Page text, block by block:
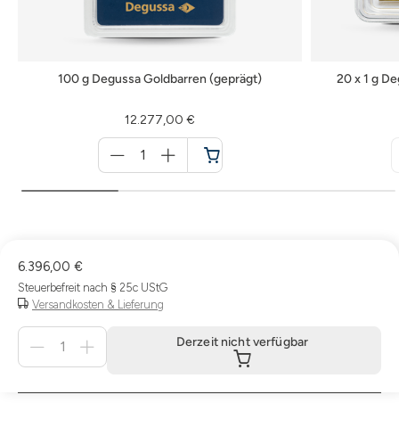
100 g Degussa Goldbarren (geprägt)
12.277,00 €
für
Warenkorb
20 x 1 g
6.396,00 €
Steuerbefreit nach § 25c UStG
Versandkosten & Lieferung
Derzeit
verfügbar
Derzeit nicht verfügbar